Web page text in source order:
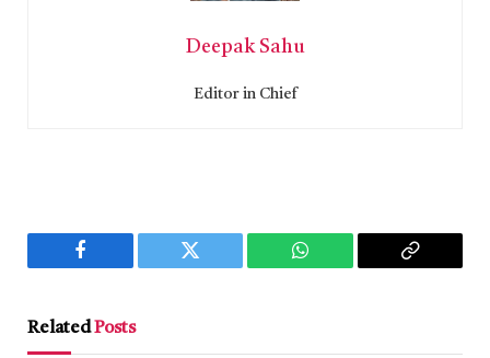
Deepak Sahu
Editor in Chief
Facebook Twitter WhatsApp
Copy
RelatedPosts